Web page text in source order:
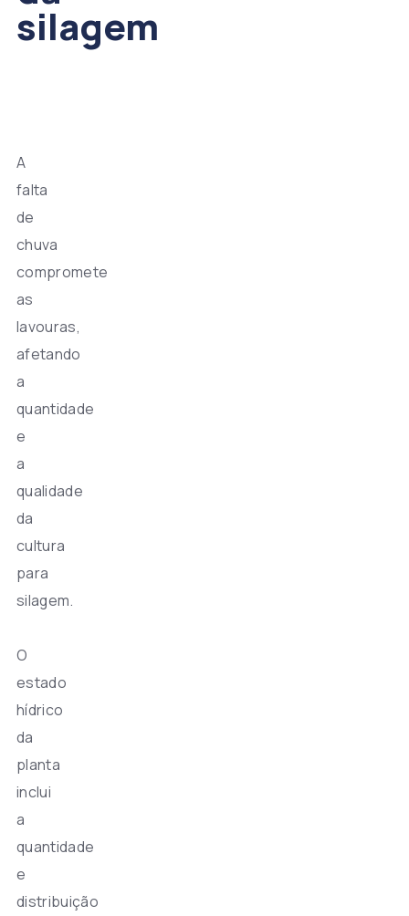
silagem
A
falta
de
chuva
compromete
as
lavouras,
afetando
a
quantidade
e
a
qualidade
da
cultura
para
silagem.
O
estado
hídrico
da
planta
inclui
a
quantidade
e
distribuição